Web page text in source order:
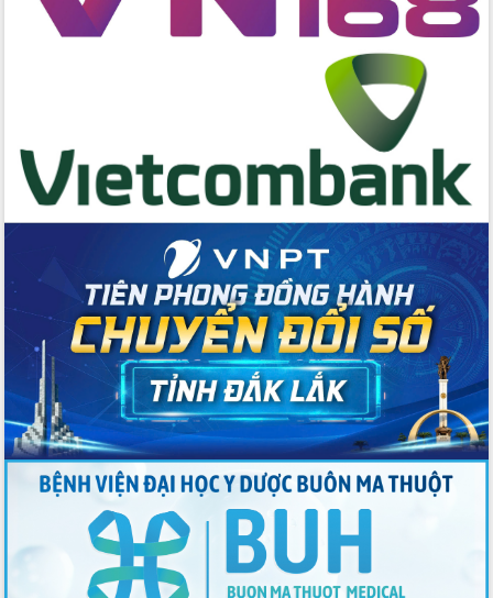
Đánh giá, rút kinh nghiệm công tác tổ
chức diễn tập trước ngày bầu cử
phiếu
Đắk Lắk sẵn sàng các điều kiện cho
Ngày hội bầu cử đại biểu Quốc hội
Đảm bảo cuộc bầu cử đại biểu Quốc
hội và đại biểu HĐND các cấp diễn ra
an toàn, hiệu quả, đúng quy định
Thủ tướng Chính phủ Phạm Minh Chính
kiểm tra, chỉ đạo hoàn thành các dự
án cao tốc và thăm khu tái định cư tại
Đắk Lắk
Sôi nổi Hội đua ngựa truyền thống Gò
Thì Thùng mừng Xuân Bính Ngọ 2026
Lãnh đạo tỉnh dâng hương tưởng niệm
tại Đập Đồng Cam đầu Xuân Bính Ngọ
Ngành nông nghiệp phấn đấu tăng
trưởng đạt 5,86% trong năm 2026
UBND tỉnh Đắk Lắk triển khai công tác